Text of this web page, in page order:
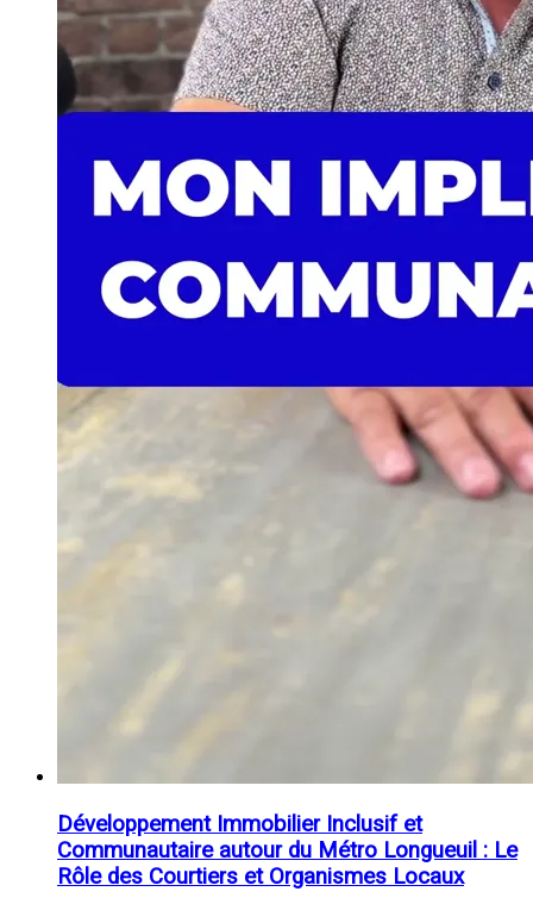
Développement Immobilier Inclusif et
Communautaire autour du Métro Longueuil : Le
Rôle des Courtiers et Organismes Locaux